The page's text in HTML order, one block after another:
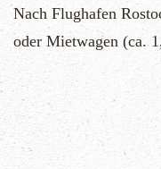
Nach Flughafen
oder Mietwagen (ca.